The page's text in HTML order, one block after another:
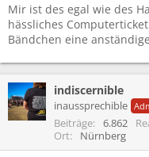
Mir ist des egal wie des
hässliches
Bändchen eine
indiscernible
inaussprechible
Beiträge 6.862
Ort
Nürnberg